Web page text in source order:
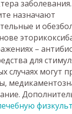
назначают
и
–
для
случаях могут